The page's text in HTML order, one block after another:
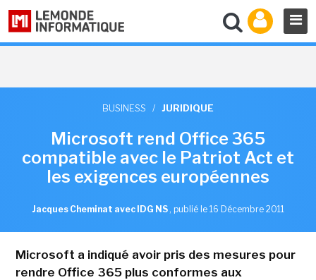
BUSINESS / JURIDIQUE
Microsoft rend Office 365
compatible avec le Patriot Act et
les exigences européennes
Jacques Cheminat avec IDG NS , publié le 16 Décembre 2011
Microsoft a indiqué avoir pris des mesures pour
rendre Office 365 plus conformes aux